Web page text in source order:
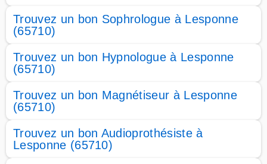
Trouvez un bon Sophrologue à Lesponne
(65710)
Trouvez un bon Hypnologue à Lesponne
(65710)
Trouvez un bon Magnétiseur à Lesponne
(65710)
Trouvez un bon Audioprothésiste à
Lesponne (65710)